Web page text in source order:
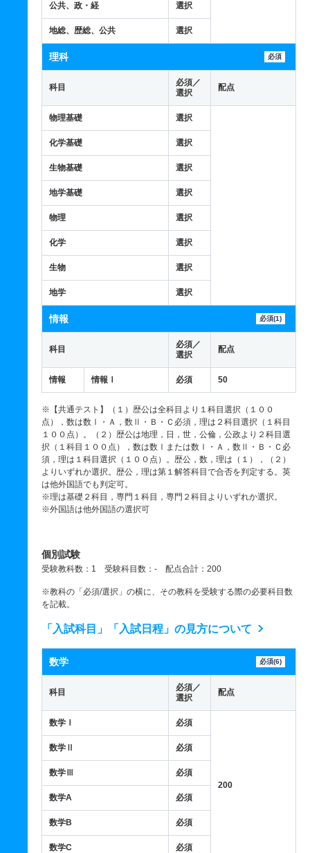
公共、政・経 選択
地総、歴総、公共 選択
理科 必須
科目
必須／
選択
配点
物理基礎 選択
化学基礎 選択
生物基礎 選択
地学基礎 選択
物理 選択
化学 選択
生物 選択
地学 選択
情報 必須(1)
科目
必須／
選択
配点
情報 情報Ⅰ 必須 50
※【共通テスト】（１）歴公は全科目より１科目選択（１００
点），数は数Ⅰ・Ａ，数Ⅱ・Ｂ・Ｃ必須，理は２科目選択（１科目
１００点）。（２）歴公は地理，日，世，公倫，公政より２科目選
択（１科目１００点），数は数Ⅰまたは数Ⅰ・Ａ，数Ⅱ・Ｂ・Ｃ必
須，理は１科目選択（１００点）。歴公，数，理は（１），（２）
よりいずれか選択。歴公，理は第１解答科目で合否を判定する。英
は他外国語でも判定可。
※理は基礎２科目，専門１科目，専門２科目よりいずれか選択。
※外国語は他外国語の選択可
個別試験
受験教科数：1 受験科目数：- 配点合計：200
※教科の「必須/選択」の横に、その教科を受験する際の必要科目数
を記載。
「入試科目」「入試日程」の見方について
数学 必須(6)
科目
必須／
選択
配点
数学Ⅰ 必須
200
数学Ⅱ 必須
数学Ⅲ 必須
数学A 必須
数学B 必須
数学C 必須